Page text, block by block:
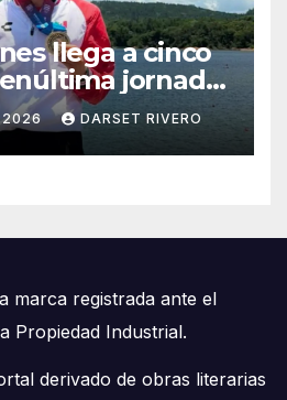
llega a cinco
jornada
2026
2026 DARSET RIVERO
marca registrada ante el
Propiedad Industrial.
derivado de obras literarias